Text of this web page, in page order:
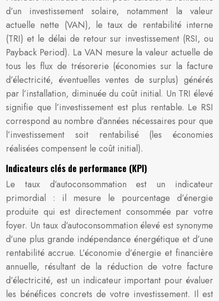
d’un investissement solaire, notamment la valeur
actuelle nette (VAN), le taux de rentabilité interne
(TRI) et le délai de retour sur investissement (RSI, ou
Payback Period). La VAN mesure la valeur actuelle de
tous les flux de trésorerie (économies sur la facture
d’électricité, éventuelles ventes de surplus) générés
par l’installation, diminuée du coût initial. Un TRI élevé
signifie que l’investissement est plus rentable. Le RSI
correspond au nombre d’années nécessaires pour que
l’investissement soit rentabilisé (les économies
réalisées compensent le coût initial).
Indicateurs clés de performance (KPI)
Le taux d’autoconsommation est un indicateur
primordial : il mesure le pourcentage d’énergie
produite qui est directement consommée par votre
foyer. Un taux d’autoconsommation élevé est synonyme
d’une plus grande indépendance énergétique et d’une
rentabilité accrue. L’économie d’énergie et financière
annuelle, résultant de la réduction de votre facture
d’électricité, est un indicateur important pour évaluer
les bénéfices concrets de votre investissement. Il est